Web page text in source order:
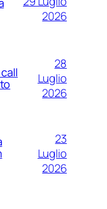
2026
28
Luglio
2026
23
Luglio
2026